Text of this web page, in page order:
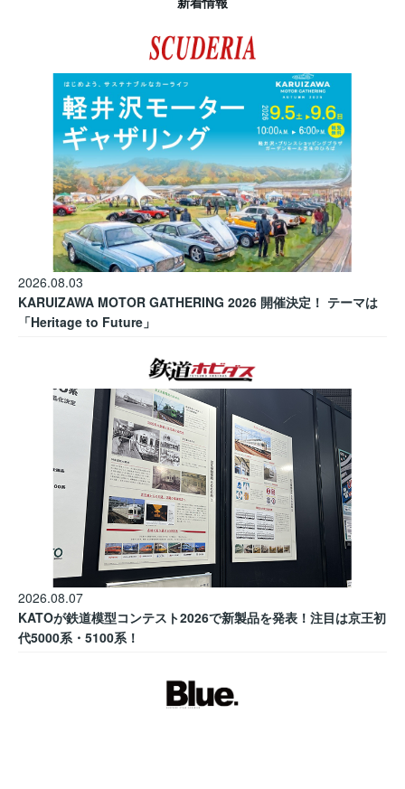
2026.08.03
KARUIZAWA MOTOR GATHERING 2026 開催決定！ テーマは
「Heritage to Future」
2026.08.07
KATOが鉄道模型コンテスト2026で新製品を発表！注目は京王初
代5000系・5100系！